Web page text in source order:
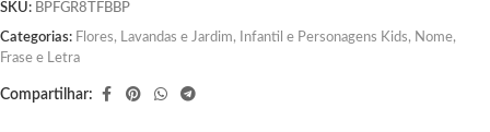
SKU: BPFGR8TFBBP
Categorias: Flores, Lavandas e Jardim, Infantil e Personagens Kids, Nome,
Frase e Letra
Compartilhar: